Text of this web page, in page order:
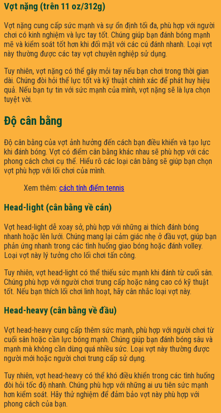
Vợt nặng (trên 11 oz/312g)
Vợt nặng cung cấp sức mạnh và sự ổn định tối đa, phù hợp với người
chơi có kinh nghiệm và lực tay tốt. Chúng giúp bạn đánh bóng mạnh
mẽ và kiểm soát tốt hơn khi đối mặt với các cú đánh nhanh. Loại vợt
này thường được các tay vợt chuyên nghiệp sử dụng.
Tuy nhiên, vợt nặng có thể gây mỏi tay nếu bạn chơi trong thời gian
dài. Chúng đòi hỏi thể lực tốt và kỹ thuật chính xác để phát huy hiệu
quả. Nếu bạn tự tin với sức mạnh của mình, vợt nặng sẽ là lựa chọn
tuyệt vời.
Độ cân bằng
Độ cân bằng của vợt ảnh hưởng đến cách bạn điều khiển và tạo lực
khi đánh bóng. Vợt có điểm cân bằng khác nhau sẽ phù hợp với các
phong cách chơi cụ thể. Hiểu rõ các loại cân bằng sẽ giúp bạn chọn
vợt phù hợp với lối chơi của mình.
Xem thêm: cách tính điểm tennis
Head-light (cân bằng về cán)
Vợt head-light dễ xoay sở, phù hợp với những ai thích đánh bóng
nhanh hoặc lên lưới. Chúng mang lại cảm giác nhẹ ở đầu vợt, giúp bạn
phản ứng nhanh trong các tình huống giao bóng hoặc đánh volley.
Loại vợt này lý tưởng cho lối chơi tấn công.
Tuy nhiên, vợt head-light có thể thiếu sức mạnh khi đánh từ cuối sân.
Chúng phù hợp với người chơi trung cấp hoặc nâng cao có kỹ thuật
tốt. Nếu bạn thích lối chơi linh hoạt, hãy cân nhắc loại vợt này.
Head-heavy (cân bằng về đầu)
Vợt head-heavy cung cấp thêm sức mạnh, phù hợp với người chơi từ
cuối sân hoặc cần lực bóng mạnh. Chúng giúp bạn đánh bóng sâu và
mạnh mà không cần dùng quá nhiều sức. Loại vợt này thường được
người mới hoặc người chơi trung cấp sử dụng.
Tuy nhiên, vợt head-heavy có thể khó điều khiển trong các tình huống
đòi hỏi tốc độ nhanh. Chúng phù hợp với những ai ưu tiên sức mạnh
hơn kiểm soát. Hãy thử nghiệm để đảm bảo vợt này phù hợp với
phong cách của bạn.